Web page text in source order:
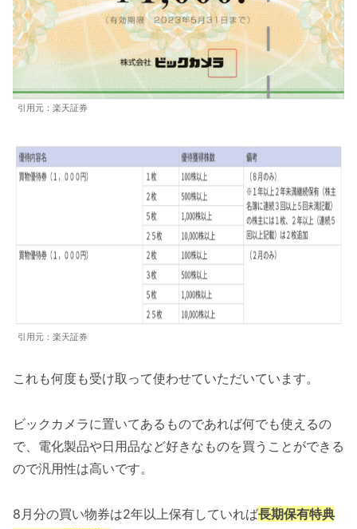
引用元：楽天証券
引用元：楽天証券
これも何度も受け取って使わせていただいています。
ビックカメラに置いてあるものであれば何でも使えるの
で、電化製品や日用品など好きなものを買うことができる
ので汎用性は高いです。
8月分の買い物券は2年以上保有していれば長期保有特典